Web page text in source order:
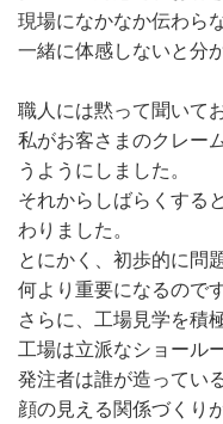
現場になかなか伝わらな
一緒に体感しないと分
職人には黙って聞いて
私がお客さまのクレー
うようにしました。
それからしばらくする
わりました。
とにかく、初歩的に問
何より重要になるのです
さらに、工場見学を積
工場は立派なショール
発注者は誰が造ってい
顔の見える関係づくり